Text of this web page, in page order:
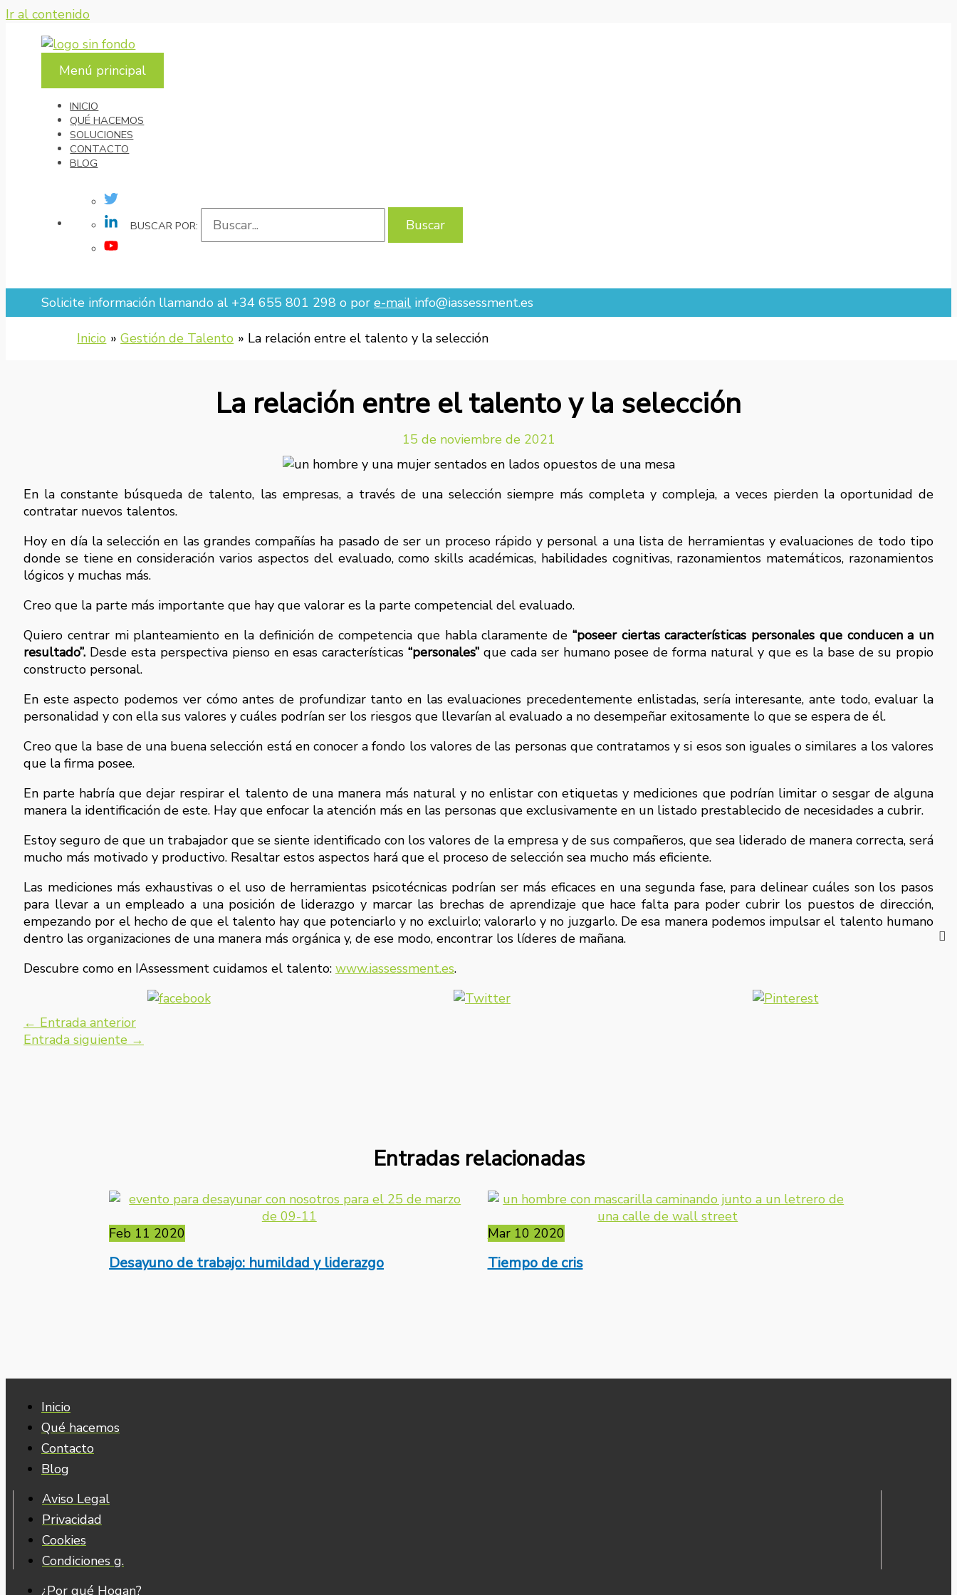
Ir al contenido
Menú principal
INICIO
QUÉ HACEMOS
SOLUCIONES
CONTACTO
BLOG
BUSCAR POR:
Solicite información llamando al +34 655 801 298 o pore-mail info@iassessment.es
Inicio Gestión de Talento La relación entre el talento y la selección
La relación entre el talento y la selección
15 de noviembre de 2021
En la constante búsqueda de talento, las empresas, a través de una selección siempre más completa y compleja, a veces pierden la oportunidad de
contratar nuevos talentos.
Hoy en día la selección en las grandes compañías ha pasado de ser un proceso rápido y personal a una lista de herramientas y evaluaciones de todo tipo
donde se tiene en consideración varios aspectos del evaluado, como skills académicas, habilidades cognitivas, razonamientos matemáticos, razonamientos
lógicos y muchas más.
Creo que la parte más importante que hay que valorar es la parte competencial del evaluado.
Quiero centrar mi planteamiento en la definición de competencia que habla claramente de “poseer ciertas características personales que conducen a un
resultado”. Desde esta perspectiva pienso en esas características “personales” que cada ser humano posee de forma natural y que es la base de su propio
constructo personal.
En este aspecto podemos ver cómo antes de profundizar tanto en las evaluaciones precedentemente enlistadas, sería interesante, ante todo, evaluar la
personalidad y con ella sus valores y cuáles podrían ser los riesgos que llevarían al evaluado a no desempeñar exitosamente lo que se espera de él.
Creo que la base de una buena selección está en conocer a fondo los valores de las personas que contratamos y si esos son iguales o similares a los valores
que la firma posee.
En parte habría que dejar respirar el talento de una manera más natural y no enlistar con etiquetas y mediciones que podrían limitar o sesgar de alguna
manera la identificación de este. Hay que enfocar la atención más en las personas que exclusivamente en un listado prestablecido de necesidades a cubrir.
Estoy seguro de que un trabajador que se siente identificado con los valores de la empresa y de sus compañeros, que sea liderado de manera correcta, será
mucho más motivado y productivo. Resaltar estos aspectos hará que el proceso de selección sea mucho más eficiente.
Las mediciones más exhaustivas o el uso de herramientas psicotécnicas podrían ser más eficaces en una segunda fase, para delinear cuáles son los pasos
para llevar a un empleado a una posición de liderazgo y marcar las brechas de aprendizaje que hace falta para poder cubrir los puestos de dirección,
empezando por el hecho de que el talento hay que potenciarlo y no excluirlo; valorarlo y no juzgarlo. De esa manera podemos impulsar el talento humano
dentro las organizaciones de una manera más orgánica y, de ese modo, encontrar los líderes de mañana.
Descubre como en IAssessment cuidamos el talento: www.iassessment.es.
← Entrada anterior
Entrada siguiente →
Entradas relacionadas
Feb 11 2020
Desayuno de trabajo: humildad y liderazgo
Mar 10 2020
Tiempo de cris
Inicio
Qué hacemos
Contacto
Blog
Aviso Legal
Privacidad
Cookies
Condiciones g.
¿Por qué Hogan?